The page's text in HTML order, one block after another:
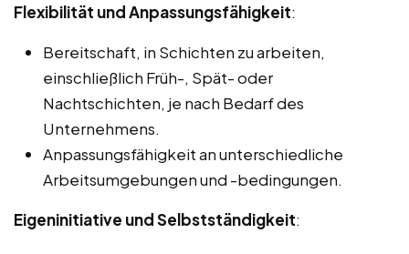
Flexibilität und Anpassungsfähigkeit:
Bereitschaft, in Schichten zu arbeiten,
einschließlich Früh-, Spät- oder
Nachtschichten, je nach Bedarf des
Unternehmens.
Anpassungsfähigkeit an unterschiedliche
Arbeitsumgebungen und -bedingungen.
Eigeninitiative und Selbstständigkeit: